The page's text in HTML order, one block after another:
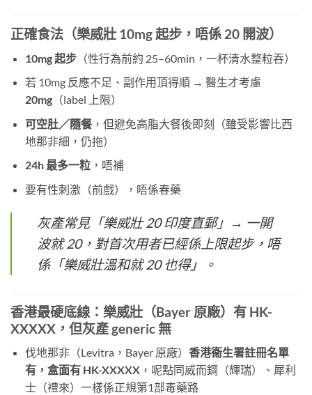
正確食法（樂威壯 10mg 起步，唔係 20 開波）
10mg 起步（性行為前約 25–60min，一杯清水整粒吞）
若 10mg 反應不足、副作用頂得順 → 醫生才考慮
20mg（label 上限）
可空肚／隨餐，但避免高脂大餐後即刻（雖受影響比西
地那非細，仍拖）
24h 最多一粒，唔補
要有性刺激（前戲），唔係春藥
灰產常見「樂威壯 20 印度直郵」→ 一開
波就 20，對首次用者已經係上限起步，唔
係「樂威壯溫和就 20 也得」。
香港最硬底線：樂威壯（Bayer 原廠）有 HK-
XXXXX，但灰產 generic 無
伐地那非（Levitra，Bayer 原廠） 香港衞生署註冊名單
有，盒面有 HK-XXXXX，呢點同威而鋼（輝瑞）、犀利
士（禮來）一樣係正規第1部毒藥路